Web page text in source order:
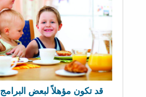
قد تكون مؤهلاً لبعض البرامج